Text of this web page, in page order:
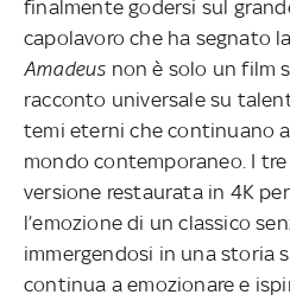
finalmente godersi sul
capolavoro che ha segnato
Amadeus non è solo un film
racconto universale su
temi eterni che continuano
mondo contemporaneo. I
versione restaurata in 4K
l’emozione di un classico
immergendosi in una storia
continua a emozionare e